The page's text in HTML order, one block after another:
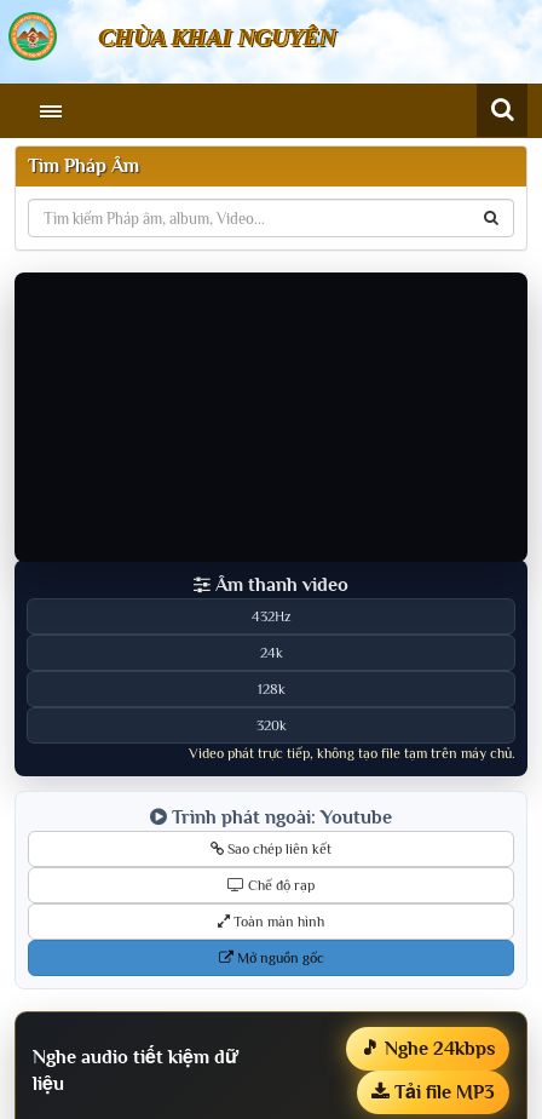
CHÙA KHAI NGUYÊN
Tìm Pháp Âm
Âm thanh video
432Hz
24k
128k
320k
Video phát trực tiếp, không tạo file tạm trên máy chủ.
Trình phát ngoài: Youtube
Sao chép liên kết
Chế độ rạp
Toàn màn hình
Mở nguồn gốc
Nghe audio tiết kiệm dữ
liệu
🎵 Nghe 24kbps
Tải file MP3